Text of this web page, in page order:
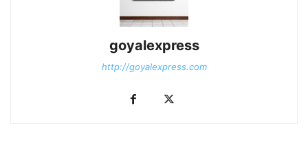
goyalexpress
http://goyalexpress.com